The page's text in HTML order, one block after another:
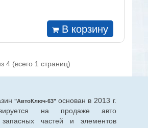
В корзину
4 (всего 1 страниц)
"АвтоКлюч-63" основан в 2013 г.
на продаже авто
запасных частей и элементов